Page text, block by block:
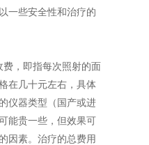
一些安全性和治疗的
费，即指每次照射的面
在几十元左右，具体
仪器类型（国产或进
能贵一些，但效果可
因素。治疗的总费用